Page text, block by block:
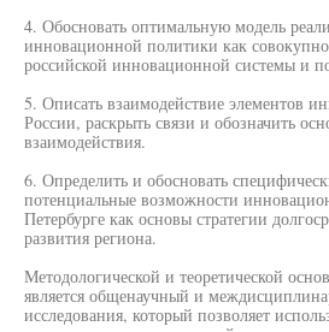
4. Обосновать оптимальную модель
инновационной политики как
российской инновационной системы и
5. Описать взаимодействие элементов
России, раскрыть связи и обозначить
взаимодействия.
6. Определить и обосновать
потенциальные возможности
Петербурге как основы стратегии
развития региона.
Методологической и теоретической
является общенаучный и
исследования, который позволяет